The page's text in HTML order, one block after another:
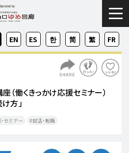
ZH-
CN
ZH-
TW
EN FR
KO
ES
（働くきっかけ応援セミナー）
方」
セミナー 就活・転職​